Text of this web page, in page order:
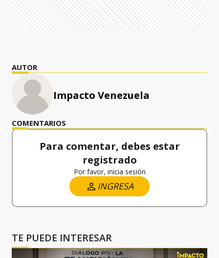
AUTOR
Impacto Venezuela
COMENTARIOS
Para comentar, debes estar
registrado
Por favor, inicia sesión
INGRESA
TE PUEDE INTERESAR